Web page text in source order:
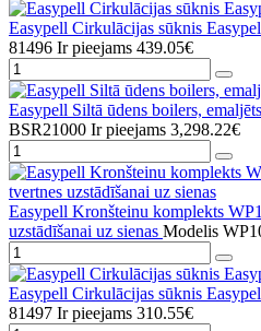
Easypell Cirkulācijas sūknis
81496 Ir pieejams 439.05€
Easypell Siltā ūdens boilers,
BSR21000 Ir pieejams 3,298.22€
Easypell Kronšteinu komplekts
uzstādīšanai uz sienas Modelis
Easypell Cirkulācijas sūknis
81497 Ir pieejams 310.55€